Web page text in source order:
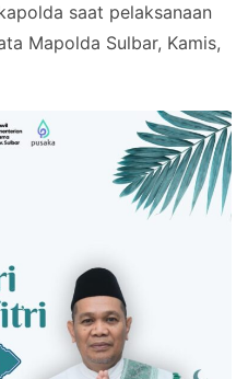
saat pelaksanaan
Mapolda Sulbar, Kamis,